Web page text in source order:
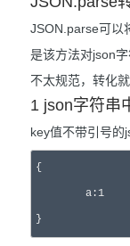
JSON.parse可以
是该方法对json
不太规范，转化
1 json字符串
key值不带引号的
{
}